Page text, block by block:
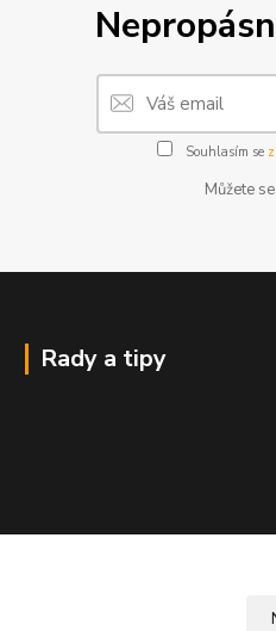
Souhlasím se
Můžete
Rady a tipy